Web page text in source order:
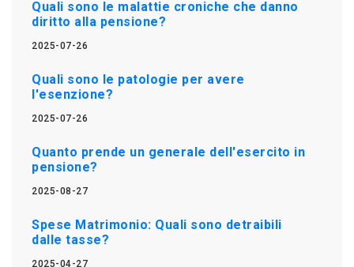
Quali sono le malattie croniche che danno
diritto alla pensione?
2025-07-26
Quali sono le patologie per avere
l'esenzione?
2025-07-26
Quanto prende un generale dell'esercito in
pensione?
2025-08-27
Spese Matrimonio: Quali sono detraibili
dalle tasse?
2025-04-27